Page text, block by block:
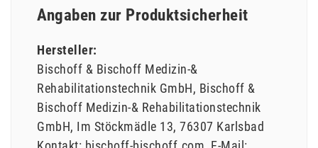
Angaben zur Produktsicherheit
Hersteller:
Bischoff & Bischoff Medizin-&
Rehabilitationstechnik GmbH Bischoff &
Bischoff Medizin-& Rehabilitationstechnik
GmbH Im Stöckmädle 13 76307 Karlsbad